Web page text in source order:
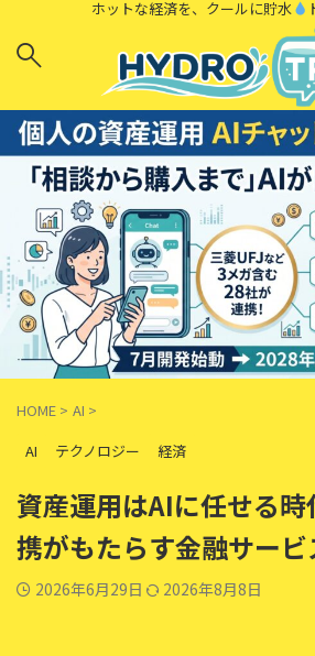
ホットな経済を、クールに貯水
HOME > AI >
AI
テクノロジー 経済
資産運用はAIに任せる
携がもたらす金融サー
2026年6月29日 2026年8月8日